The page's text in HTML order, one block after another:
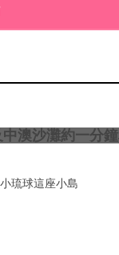
澳沙灘約一分
琉球這座小島